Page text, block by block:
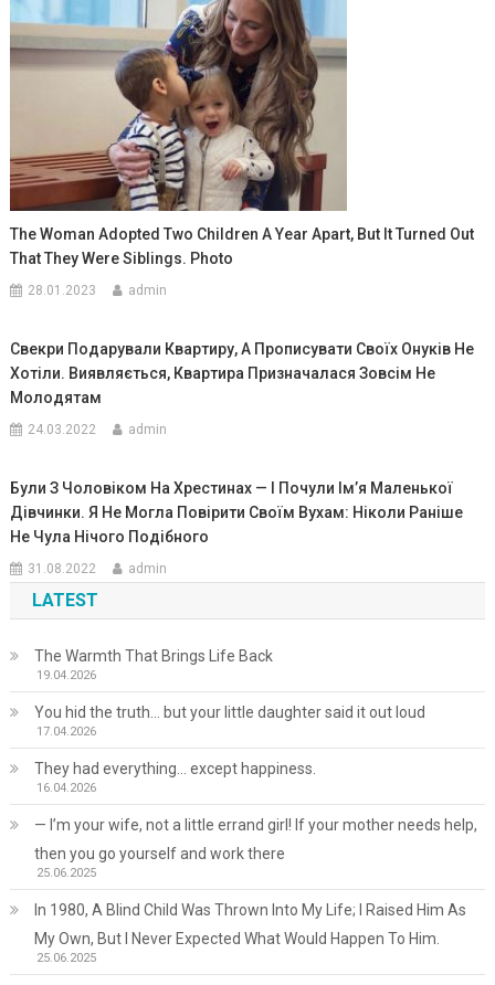
The Woman Adopted Two Children A Year Apart, But It Turned Out
That They Were Siblings. Photo
28.01.2023 admin
Свекри Подарували Квартиру, А Прописувати Своїх Онуків Не
Хотіли. Виявляється, Квартира Призначалася Зовсім Не
Молодятам
24.03.2022 admin
Були З Чоловіком На Хрестинах — І Почули Ім’я Маленької
Дівчинки. Я Не Могла Повірити Своїм Вухам: Ніколи Раніше
Не Чула Нічого Подібного
31.08.2022 admin
LATEST
The Warmth That Brings Life Back
19.04.2026
You hid the truth… but your little daughter said it out loud
17.04.2026
They had everything… except happiness.
16.04.2026
— I’m your wife, not a little errand girl! If your mother needs help,
then you go yourself and work there
25.06.2025
In 1980, A Blind Child Was Thrown Into My Life; I Raised Him As
My Own, But I Never Expected What Would Happen To Him.
25.06.2025